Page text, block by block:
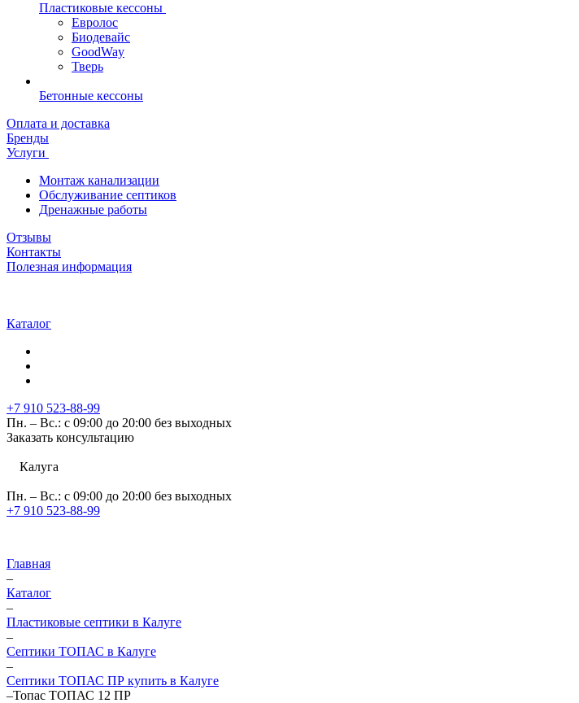
Пластиковые кессоны
Евролос
Биодевайс
GoodWay
Тверь
Бетонные кессоны
Оплата и доставка
Бренды
Услуги
Монтаж канализации
Обслуживание септиков
Дренажные работы
Отзывы
Контакты
Полезная информация
Каталог
+7 910 523-88-99
Пн. – Вс.: с 09:00 до 20:00 без выходных
Заказать консультацию
Калуга
Пн. – Вс.: с 09:00 до 20:00 без выходных
+7 910 523-88-99
Главная
–
Каталог
–
Пластиковые септики в Калуге
–
Септики ТОПАС в Калуге
–
Септики ТОПАС ПР купить в Калуге
–Топас ТОПАС 12 ПР